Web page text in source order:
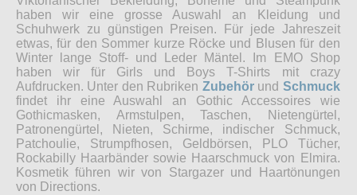
haben wir eine grosse Auswahl an Kleidung und
Schuhwerk zu günstigen Preisen. Für jede Jahreszeit
etwas, für den Sommer kurze Röcke und Blusen für den
Winter lange Stoff- und Leder Mäntel. Im EMO Shop
haben wir für Girls und Boys T-Shirts mit crazy
Aufdrucken. Unter den Rubriken Zubehörund Schmuck
findet ihr eine Auswahl an Gothic Accessoires wie
Gothicmasken, Armstulpen, Taschen, Nietengürtel,
Patronengürtel, Nieten, Schirme, indischer Schmuck,
Patchoulie, Strumpfhosen, Geldbörsen, PLO Tücher,
Rockabilly Haarbänder sowie Haarschmuck von Elmira.
Kosmetik führen wir von Stargazer und Haartönungen
von Directions.